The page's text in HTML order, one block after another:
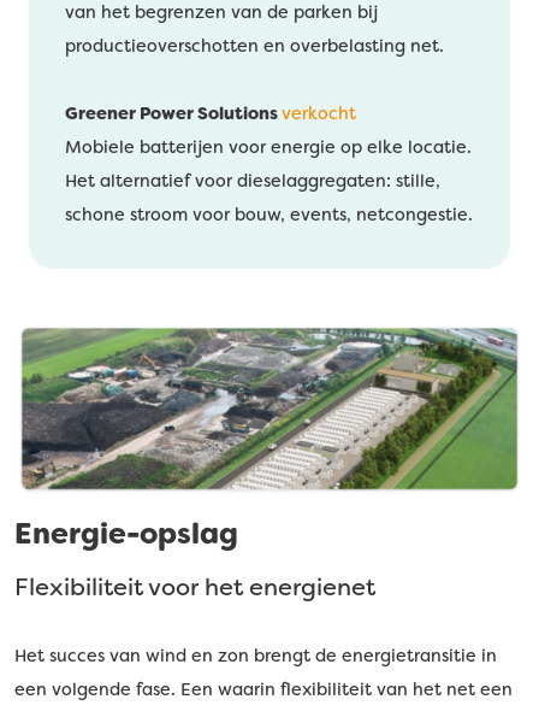
van het begrenzen van de parken bij
productieoverschotten en overbelasting net.
Greener Power Solutionsverkocht
Mobiele batterijen voor energie op elke locatie.
Het alternatief voor dieselaggregaten: stille,
schone stroom voor bouw, events, netcongestie.
Energie-opslag
Flexibiliteit voor het energienet
Het succes van wind en zon brengt de energietransitie in
een volgende fase. Een waarin flexibiliteit van het net een